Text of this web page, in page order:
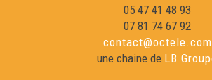
Ça-i t-'Aci - Seguida de rondèus de
05 47 41 48 93
07 81 74 67 92
contact@octele.com
une chaine de LB